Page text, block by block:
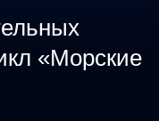
«Морские